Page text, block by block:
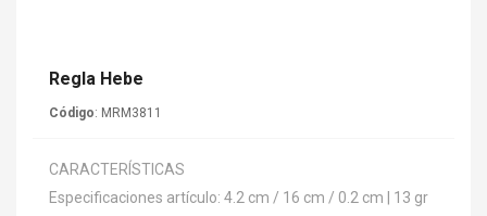
Regla Hebe
Código: MRM3811
CARACTERÍSTICAS
Especificaciones artículo: 4.2 cm / 16 cm / 0.2 cm | 13 gr